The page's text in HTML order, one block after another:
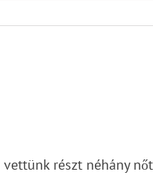
részt néhány